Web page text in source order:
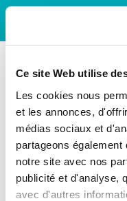
Ce site Web utilise
Les cookies nous
et les annonces,
médias sociaux et
partageons
notre site avec nos
publicité et d'analyse,
avec d'autres